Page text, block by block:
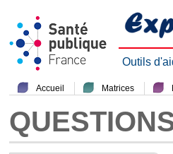
Outils
Accueil Matrices